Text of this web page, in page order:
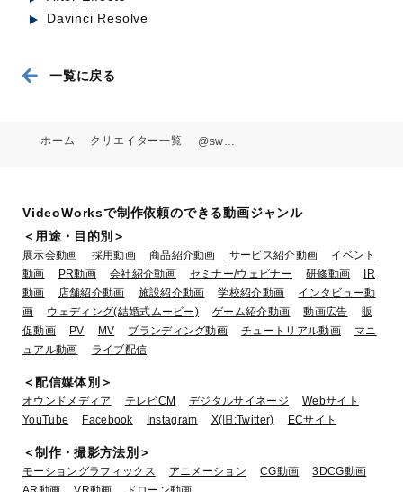
クルメキッコー / Kurume Kikko,
業種：小売・流通,飲食・食品
カナダの大自然をパワースポーツで
駆け抜けろ！Powersports At Camp
in Canad
業種：旅行,自動車
Davinci Resolve
一覧に戻る
ホーム クリエイター一覧 @sweetsloverchannel
VideoWorksで制作依頼のできる動画ジャンル
＜用途・目的別＞
展示会動画 採用動画 商品紹介動画 サービス紹介動画
イベント
動画
PR動画 会社紹介動画 セミナー/ウェビナー 研修動画
IR
動画
店舗紹介動画 施設紹介動画 学校紹介動画
インタビュー動
画
ウェディング(結婚式ムービー) ゲーム紹介動画 動画広告
販
促動画
PV MV ブランディング動画 チュートリアル動画
マニ
ュアル動画
ライブ配信
＜配信媒体別＞
オウンドメディア テレビCM デジタルサイネージ
Webサイト
YouTube
Facebook Instagram X(旧:Twitter) ECサイト
＜制作・撮影方法別＞
モーショングラフィックス アニメーション CG動画
3DCG動画